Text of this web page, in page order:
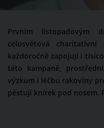
Prvním listopadovým
celosvětová
každoročně zapojují i
této kampaně,
výzkum i léčbu rakoviny
pěstují knírek pod nosem.